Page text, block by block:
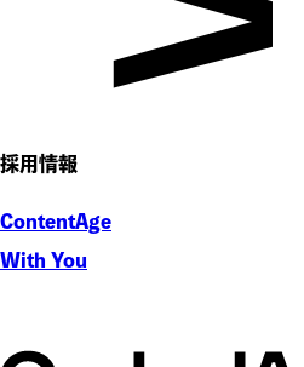
採用情報
ContentAge
With You